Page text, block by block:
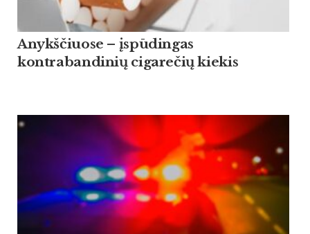
Anykščiuose – įspūdingas
kontrabandinių cigarečių kiekis